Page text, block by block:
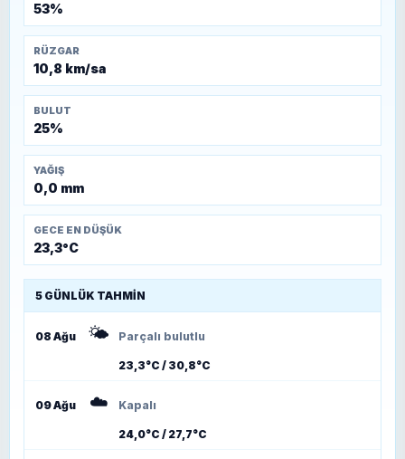
53%
RÜZGAR
10,8 km/sa
BULUT
25%
YAĞIŞ
0,0 mm
GECE EN DÜŞÜK
23,3°C
5 GÜNLÜK TAHMIN
08 Ağu 🌤️ Parçalı bulutlu
23,3°C / 30,8°C
09 Ağu ☁️ Kapalı
24,0°C / 27,7°C